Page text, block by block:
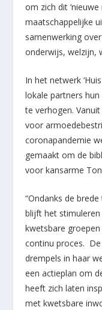
om zich dit
maatschappelijke
samenwerking
onderwijs, welzijn,
In het netwerk
lokale partners
te verhogen.
voor
coronapandemie
gemaakt om de
voor kansarme
“Ondanks de
blijft het
kwetsbare
continu proces.
drempels in haar
een actieplan om
heeft zich laten
met kwetsbare